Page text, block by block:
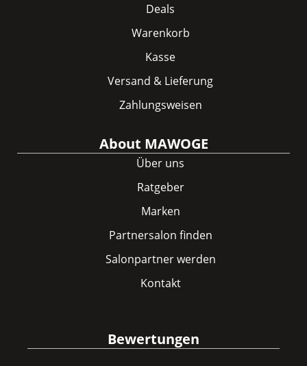
Deals
Warenkorb
Kasse
Versand & Lieferung
Zahlungsweisen
About MAWOGE
Über uns
Ratgeber
Marken
Partnersalon finden
Salonpartner werden
Kontakt
Bewertungen